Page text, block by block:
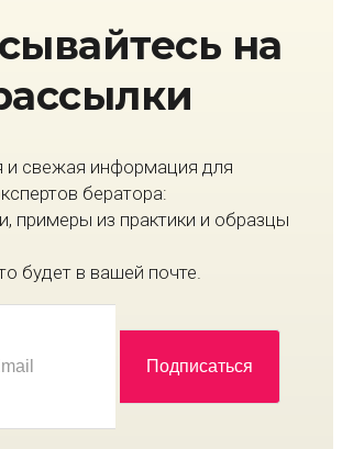
на
и свежая информация для
бератора:
примеры из практики и образцы
будет в вашей почте.